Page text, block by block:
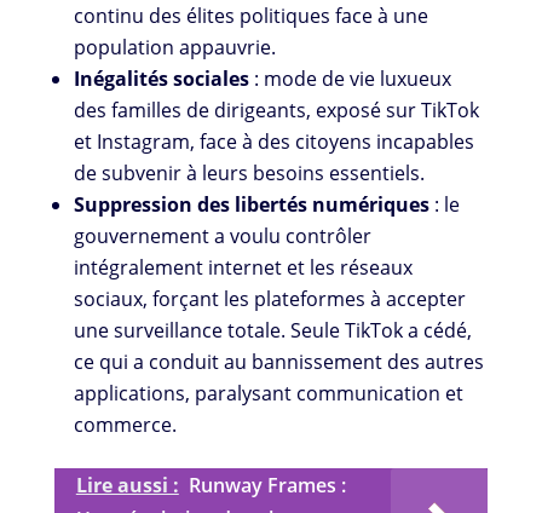
continu des élites politiques face à une
population appauvrie.
Inégalités sociales: mode de vie luxueux
des familles de dirigeants, exposé sur TikTok
et Instagram, face à des citoyens incapables
de subvenir à leurs besoins essentiels.
Suppression des libertés numériques: le
gouvernement a voulu contrôler
intégralement internet et les réseaux
sociaux, forçant les plateformes à accepter
une surveillance totale. Seule TikTok a cédé,
ce qui a conduit au bannissement des autres
applications, paralysant communication et
commerce.
Lire aussi : Runway Frames :